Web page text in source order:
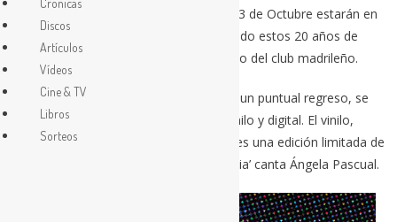
en distintos festivales y anuncian que el 3 de Octubre estarán en
Madrid, en el Ochoymedio Club celebrando estos 20 años de
‘Ciencia Ficción’ a la vez que el aniversario del club madrileño.
Veinte años después y coincidiendo con un puntual regreso, se
publica este nuevo ‘Ciencia ficción’ en vinilo y digital. El vinilo,
además de una exquisita presentación, es una edición limitada de
500 copias. En la Cara B, en el tema ‘Alicia’ canta Ángela Pascual.
Crónicas
Discos
Artículos
Vídeos
Cine & TV
Libros
Sorteos